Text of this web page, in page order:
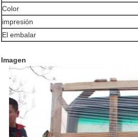
Color
impresión
El embalar
Imagen